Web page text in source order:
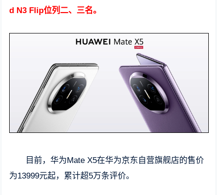
d N3 Flip位列二、三名。
目前，华为Mate X5在华为京东自营旗舰店的售价
为13999元起，累计超5万条评价。